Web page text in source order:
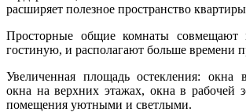
расширяет полезное пространство
Просторные общие комнаты совмещают
гостиную, и располагают больше времени
Увеличенная площадь остекления:
окна на верхних этажах, окна в рабочей
помещения уютными и светлыми.